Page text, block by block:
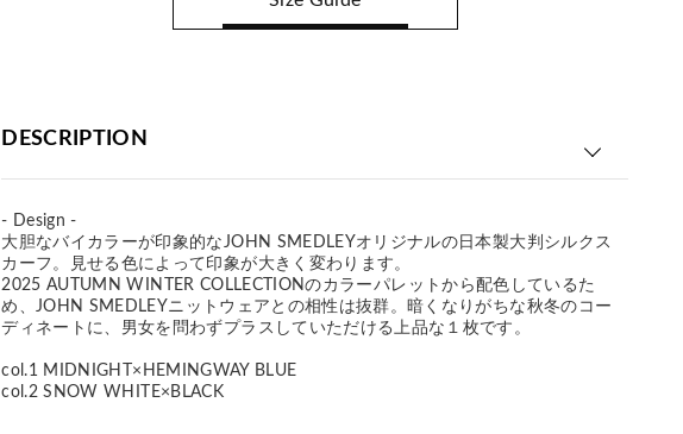
DESCRIPTION
- Design -
大胆なバイカラーが印象的なJOHN SMEDLEYオリジナルの日本製大判シルクス
カーフ。見せる色によって印象が大きく変わります。
2025 AUTUMN WINTER COLLECTIONのカラーパレットから配色しているた
め、JOHN SMEDLEYニットウェアとの相性は抜群。暗くなりがちな秋冬のコー
ディネートに、男女を問わずプラスしていただける上品な１枚です。
col.1 MIDNIGHT×HEMINGWAY BLUE
col.2 SNOW WHITE×BLACK